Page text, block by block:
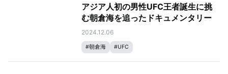
アジア人初の男性UFC王者誕生に挑
む朝倉海を追ったドキュメンタリー
2024.12.06
#朝倉海 #UFC